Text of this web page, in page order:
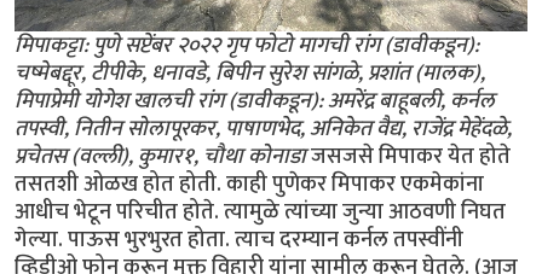
मिपाकट्टा: पुणे सप्टेंबर २०२२ गृप फोटो मागची रांग (डावीकडून):
चष्मेबद्दूर, टीपीके, धनावडे, बिपीन सुरेश सांगळे, प्रशांत (मालक),
मिपाप्रेमी योगेश खालची रांग (डावीकडून): अमरेंद्र बाहूबली, कर्नल
तपस्वी, नितीन सोलापूरकर, पाषाणभेद, अनिकेत वैद्य, राजेंद्र मेहेंदळे,
प्रचेतस (वल्ली), कुमार१, चौथा कोनाडाजसजसे मिपाकर येत होते
तसतशी ओळख होत होती. काही पुणेकर मिपाकर एकमेकांना
आधीच भेटून परिचीत होते. त्यामुळे त्यांच्या जुन्या आठवणी निघत
गेल्या. पाऊस भुरभुरत होता. त्याच दरम्यान कर्नल तपस्वींनी